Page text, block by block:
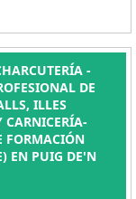
-
DE
ILLES
CARNICERÍA-
FORMACIÓN
EN PUIG DE'N